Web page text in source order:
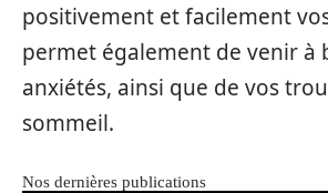
positivement et facilement
permet également de venir à
anxiétés, ainsi que de vos
sommeil.
Nos dernières publications